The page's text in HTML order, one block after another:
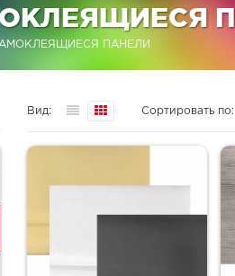
ПАНЕЛИ
Вид: Сортировать по: